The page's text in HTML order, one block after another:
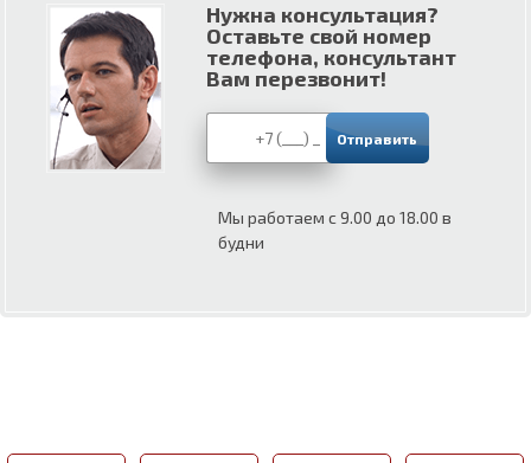
Нужна консультация?
Оставьте свой номер
телефона, консультант
Вам перезвонит!
Мы работаем с 9.00 до 18.00 в
будни